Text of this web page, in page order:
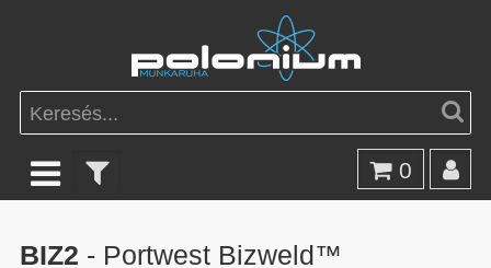
0
BIZ2 - Portwest Bizweld™